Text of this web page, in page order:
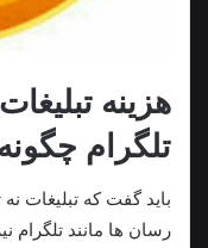
هزینه
تلگرام
باید گفت که تبلیغات نه
رسان ها مانند تلگرام